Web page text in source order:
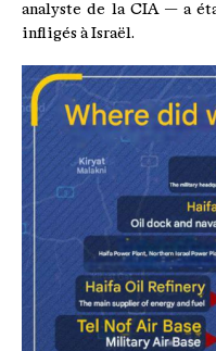
analyste de la CIA — a
infligés à Israël.